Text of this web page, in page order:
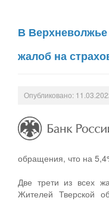
В Верхневолжье
жалоб на
Опубликовано:
обращения, что на
Две трети из всех
Жителей Тверской